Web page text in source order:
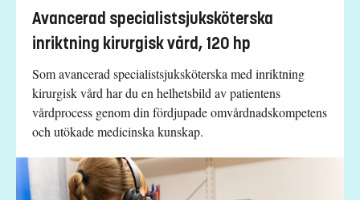
Avancerad specialistsjuksköterska
inriktning kirurgisk vård, 120 hp
Som avancerad specialistsjuksköterska med inriktning
kirurgisk vård har du en helhetsbild av patientens
vårdprocess genom din fördjupade omvårdnadskompetens
och utökade medicinska kunskap.